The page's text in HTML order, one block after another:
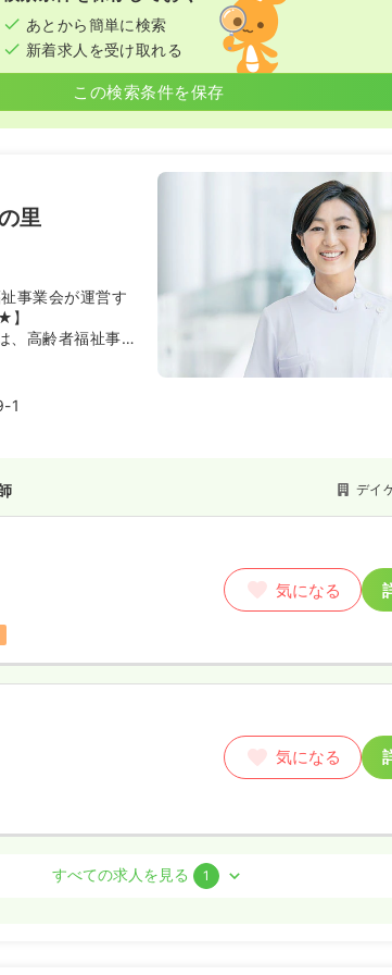
あとから簡単に検索
新着求人を受け取れる
この検索条件を保存
里
事業会が運営す
】
、高齢者福祉事業
ホーム、居宅介護
クラブなど、福祉
ご利用者様には切
ップできますし、
き方も選択できま
1
デイ
気になる
気になる
すべての求人を見る 1